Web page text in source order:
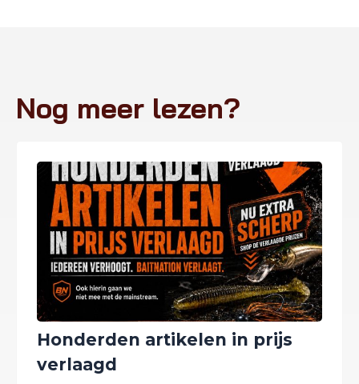
Nog meer lezen?
Honderden artikelen in prijs
verlaagd